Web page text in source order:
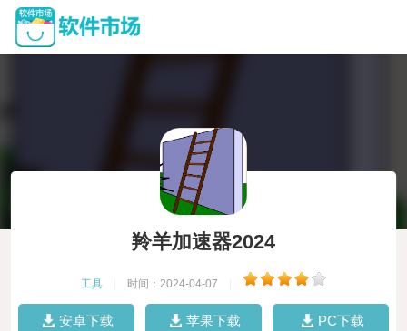
羚羊加速器2024
工具 时间：2024-04-07
安卓下载 苹果下载 PC下载